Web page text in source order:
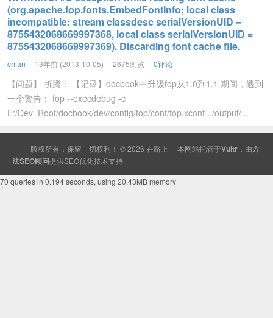
(org.apache.fop.fonts.EmbedFontInfo; local class
incompatible: stream classdesc serialVersionUID =
8755432068669997368, local class serialVersionUID =
8755432068669997369). Discarding font cache file.
crifan 13年前 (2013-10-05) 2675浏览 0评论
【问题】 折腾： 【记录】docbook中升级fop从1.0到1.1 期间，遇到
一个警告： fop --execdebug -c
E:/Dev_Root/docbook/dev/config/fop/conf/fop.xconf ../output/...
版权所有，保留一切权利！ © 2026 在路上 本网站托管于Vultr ，由方
法SEO顾问提供SEO优化技术支持
70 queries in 0.194 seconds, using 20.43MB memory